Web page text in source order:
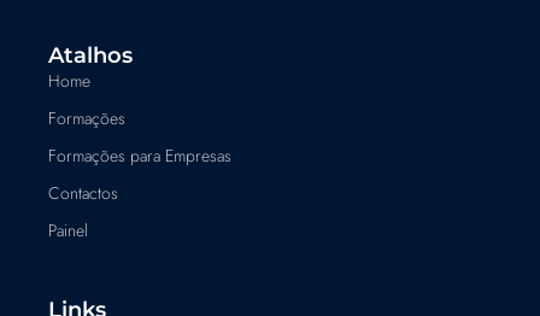
Atalhos
Home
Formações
Formações para Empresas
Contactos
Painel
Links